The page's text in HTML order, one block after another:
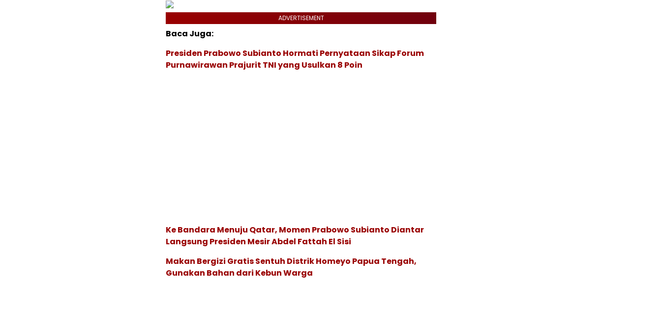
ADVERTISEMENT
Baca Juga:
Presiden Prabowo Subianto Hormati Pernyataan Sikap Forum
Purnawirawan Prajurit TNI yang Usulkan 8 Poin
Ke Bandara Menuju Qatar, Momen Prabowo Subianto Diantar
Langsung Presiden Mesir Abdel Fattah El Sisi
Makan Bergizi Gratis Sentuh Distrik Homeyo Papua Tengah,
Gunakan Bahan dari Kebun Warga